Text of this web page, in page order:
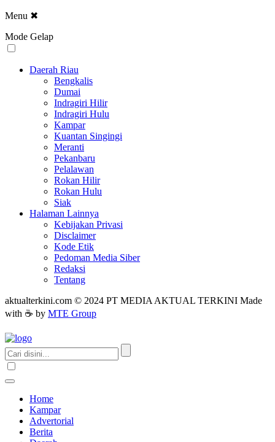
Menu ✖
Mode Gelap
Daerah Riau
Bengkalis
Dumai
Indragiri Hilir
Indragiri Hulu
Kampar
Kuantan Singingi
Meranti
Pekanbaru
Pelalawan
Rokan Hilir
Rokan Hulu
Siak
Halaman Lainnya
Kebijakan Privasi
Disclaimer
Kode Etik
Pedoman Media Siber
Redaksi
Tentang
aktualterkini.com © 2024 PT MEDIA AKTUAL TERKINI Made
with ☕ by MTE Group
Home
Kampar
Advertorial
Berita